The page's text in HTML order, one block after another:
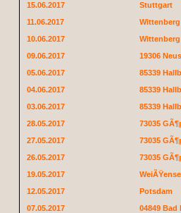
15.06.2017
Stuttgart
11.06.2017
Wittenberg
10.06.2017
Wittenberg
09.06.2017
19306
05.06.2017
85339
04.06.2017
85339
03.06.2017
85339
28.05.2017
73035
27.05.2017
73035
26.05.2017
73035
19.05.2017
12.05.2017
Potsdam
07.05.2017
04849